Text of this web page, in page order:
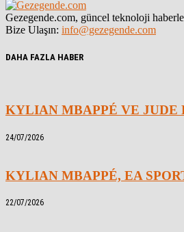
Gezegende.com, güncel teknoloji
Bize Ulaşın: info@gezegende.com
DAHA FAZLA HABER
KYLIAN MBAPPÉ VE JUDE
24/07/2026
KYLIAN MBAPPÉ, EA
22/07/2026